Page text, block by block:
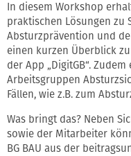
In diesem Workshop
praktischen Lösungen zu
Absturzprävention und
einen kurzen Überblick
der App „DigitGB“.
Arbeitsgruppen
Fällen, wie z.B. zum
Was bringt das? Neben
sowie der Mitarbeiter
BG BAU aus der